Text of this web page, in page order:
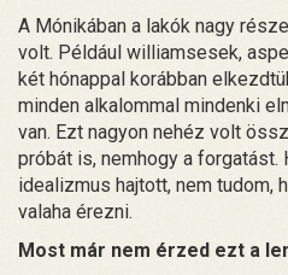
A Mónikában a lakók nagy
volt. Például williamsesek,
két hónappal korábban
minden alkalommal mindenki
van. Ezt nagyon nehéz volt
próbát is, nemhogy a forgatást.
idealizmus hajtott, nem tudom,
valaha érezni.
Most már nem érzed ezt a